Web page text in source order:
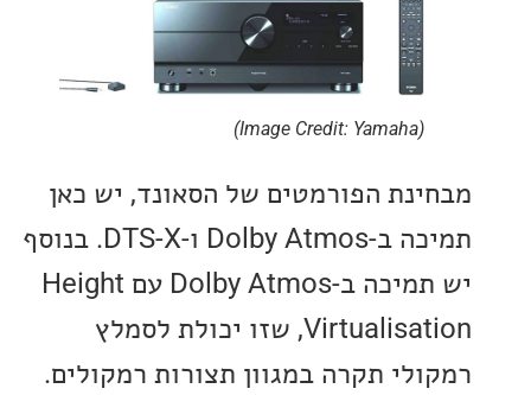
הפורמטים של הסאונד, יש כאן
תמיכה ב-Dolby Atmos ו-DTS-X. בנוסף
יש תמיכה ב-Dolby Atmos עם Height
Virtualisation, שזו יכולת לסמלץ
תקרה במגוון תצורות רמקולים.